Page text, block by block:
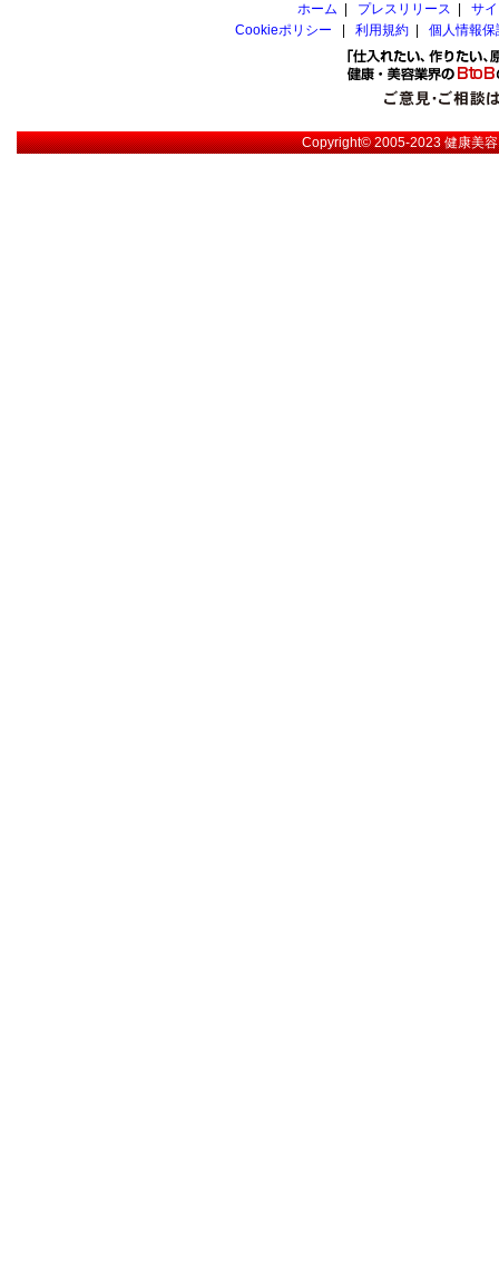
ホーム
プレスリリース
サ
Cookieポリシー
利用規約 個人情報
Copyright© 2005-2023健康美